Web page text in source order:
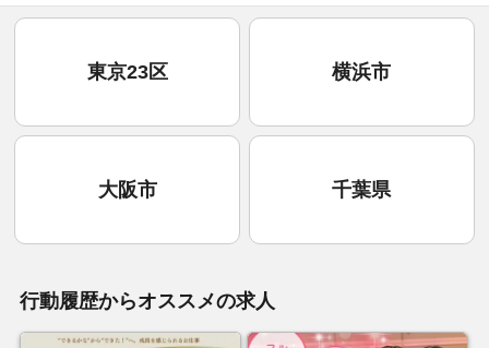
東京23区 横浜市
大阪市 千葉県
行動履歴からオススメの求人